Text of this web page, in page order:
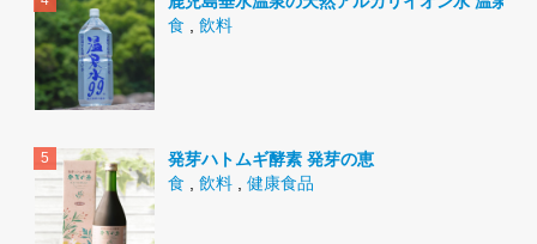
食
飲料
発芽ハトムギ酵素 発芽の恵
食
飲料 健康食品